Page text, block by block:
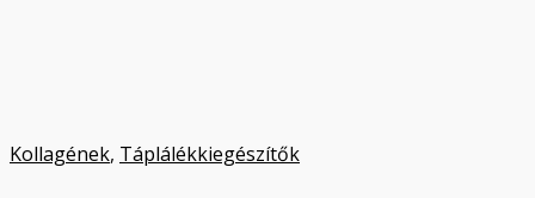
Kollagének, Táplálékkiegészítők